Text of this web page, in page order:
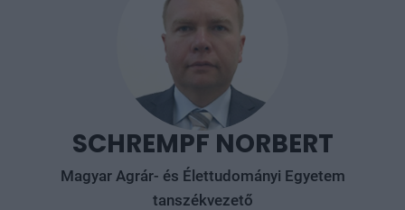
SCHREMPF NORBERT
Magyar Agrár- és Élettudományi Egyetem
tanszékvezető